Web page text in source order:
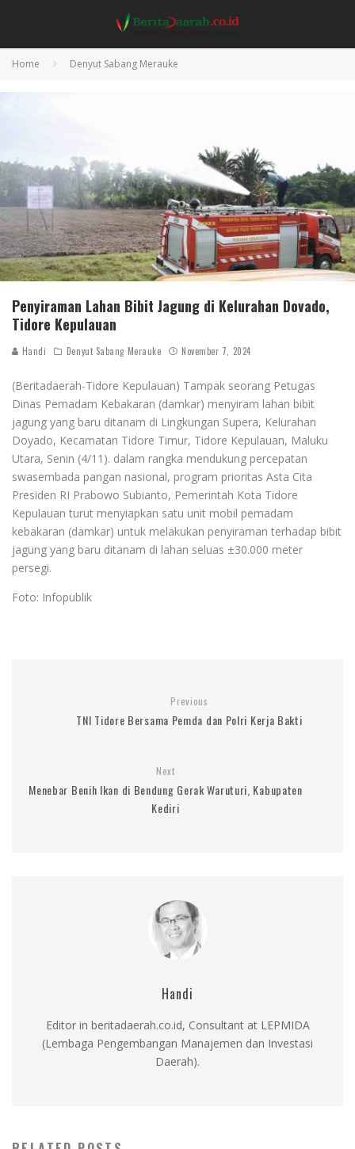
Home Denyut Sabang Merauke
Penyiraman Lahan Bibit Jagung di Kelurahan Dovado,
Tidore Kepulauan
Handi Denyut Sabang Merauke November 7, 2024
(Beritadaerah-Tidore Kepulauan) Tampak seorang Petugas
Dinas Pemadam Kebakaran (damkar) menyiram lahan bibit
jagung yang baru ditanam di Lingkungan Supera, Kelurahan
Doyado, Kecamatan Tidore Timur, Tidore Kepulauan, Maluku
Utara, Senin (4/11). dalam rangka mendukung percepatan
swasembada pangan nasional, program prioritas Asta Cita
Presiden RI Prabowo Subianto, Pemerintah Kota Tidore
Kepulauan turut menyiapkan satu unit mobil pemadam
kebakaran (damkar) untuk melakukan penyiraman terhadap bibit
jagung yang baru ditanam di lahan seluas ±30.000 meter
persegi.
Foto: Infopublik
Previous
TNI Tidore Bersama Pemda dan Polri Kerja Bakti
Next
Menebar Benih Ikan di Bendung Gerak Waruturi, Kabupaten
Kediri
Handi
Editor in beritadaerah.co.id, Consultant at LEPMIDA
(Lembaga Pengembangan Manajemen dan Investasi
Daerah).